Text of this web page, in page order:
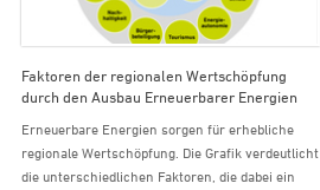
Faktoren der regionalen Wertschöpfung
durch den Ausbau Erneuerbarer Energien
Erneuerbare Energien sorgen für erhebliche
regionale Wertschöpfung. Die Grafik verdeutlicht
die unterschiedlichen Faktoren, die dabei ein